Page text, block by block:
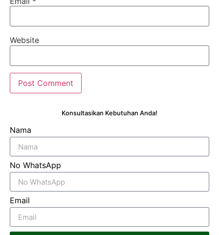
Website
Konsultasikan Kebutuhan Anda!
Nama
No WhatsApp
Email